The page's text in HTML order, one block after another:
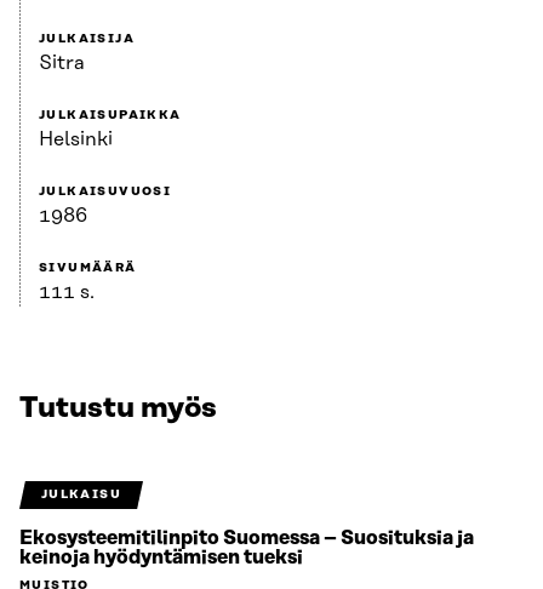
JULKAISIJA
Sitra
JULKAISUPAIKKA
Helsinki
JULKAISUVUOSI
1986
SIVUMÄÄRÄ
111 s.
Tutustu myös
JULKAISU
Ekosysteemitilinpito Suomessa – Suosituksia ja
keinoja hyödyntämisen tueksi
MUISTIO